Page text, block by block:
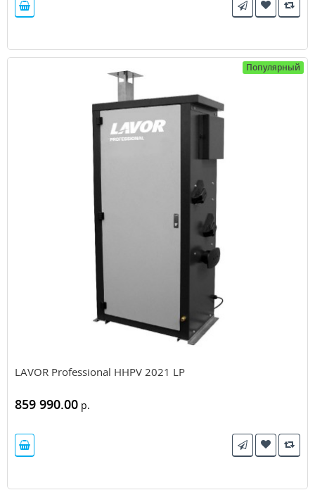
Популярный
LAVOR Professional HHPV 2021 LP
859 990.00 р.